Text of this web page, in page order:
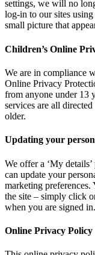
settings, we will no
log-in to our sites
small picture that
Children’s Online
We are in compliance
Online Privacy
from anyone under 13
services are all
older.
Updating your
We offer a ‘My
can update your
marketing preferences.
the site – simply click
when you are signed in.
Online Privacy Policy